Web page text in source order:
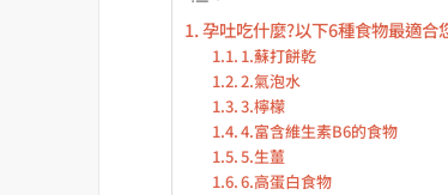
孕吐吃什麼?以下6種食物最適合
1.蘇打餅乾
2.氣泡水
3.檸檬
4.富含維生素B6的食物
5.生薑
6.高蛋白食物